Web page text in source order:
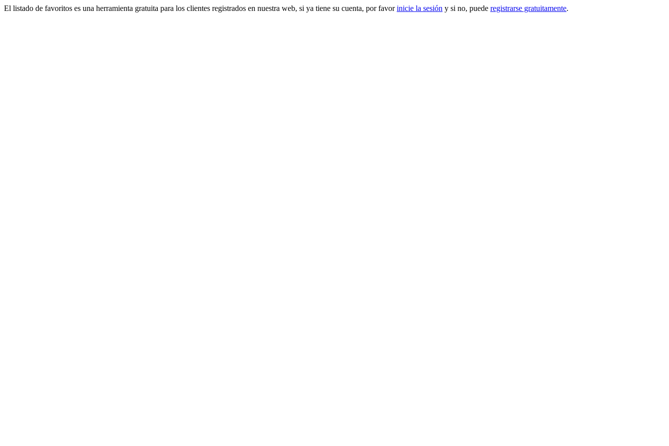
El listado de favoritos es una herramienta gratuita para los clientes registrados en nuestra web, si ya tiene su cuenta, por favorinicie la sesión y si no, puede registrarse gratuitamente.